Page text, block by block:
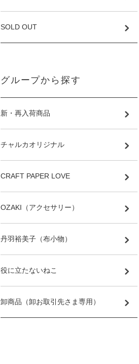
SOLD OUT
グループから探す
新・再入荷商品
チャルカオリジナル
CRAFT PAPER LOVE
OZAKI（アクセサリー）
丹羽裕美子（布小物）
役に立たないねこ
卸商品（卸お取引先さま専用）